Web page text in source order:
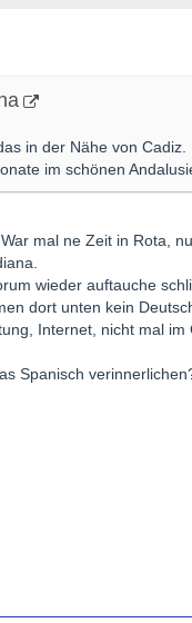
in der Nähe von Cadiz.
im schönen
mal ne Zeit in Rota,
wieder auftauche
dort unten kein
Internet, nicht mal im
Spanisch